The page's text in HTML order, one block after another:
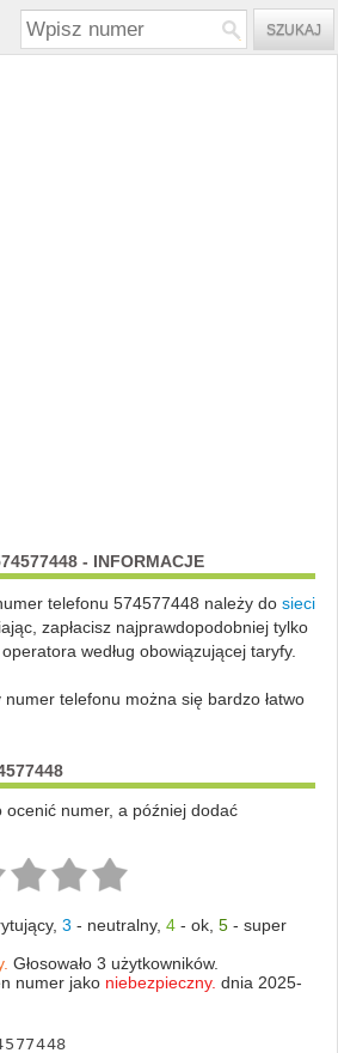
- INFORMACJE
telefonu 574577448 należy do sieci
zapłacisz najprawdopodobniej tylko
według obowiązującej taryfy.
telefonu można się bardzo łatwo
ocenić numer, a później dodać
, 3 - neutralny, 4- ok, 5- super
Głosowało 3 użytkowników.
numer jako niebezpieczny. dnia 2025-